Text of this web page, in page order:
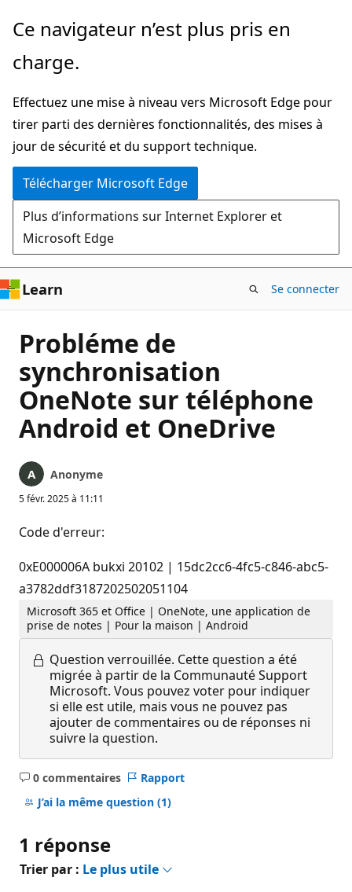
Passer
directement
au
principal
Ce navigateur n’est plus pris en
charge.
Effectuez une mise à niveau vers Microsoft Edge pour
tirer parti des dernières fonctionnalités, des mises à
jour de sécurité et du support technique.
Télécharger Microsoft Edge
Plus d’informations sur Internet Explorer et
Microsoft Edge
Learn Se connecter
Probléme de
synchronisation
OneNote sur téléphone
Android et OneDrive
Anonyme
5 févr. 2025 à 11:11
Code d'erreur:
0xE000006A bukxi 20102 | 15dc2cc6-4fc5-c846-abc5-
a3782ddf3187202502051104
Microsoft 365 et Office | OneNote, une application de
prise de notes | Pour la maison | Android
Question verrouillée. Cette question a été
migrée à partir de la Communauté Support
Microsoft. Vous pouvez voter pour indiquer
si elle est utile, mais vous ne pouvez pas
ajouter de commentaires ou de réponses ni
suivre la question.
0 commentaires
Aucun
commentaire
Rapport
J’ai la même question (1)
1 réponse
Trier par : Le plus utile